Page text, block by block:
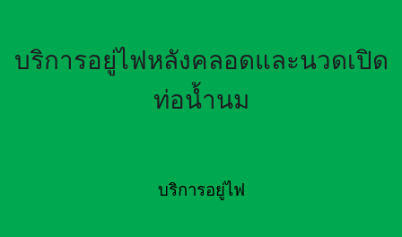
บริการอยู่ไฟหลังคลอดและนวดเปิด
ท่อน้ำนม
บริการอยู่ไฟ